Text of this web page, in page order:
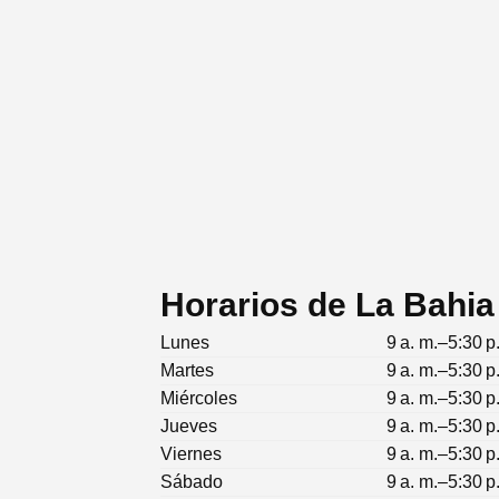
Horarios de La Bahia
Lunes
9 a. m.–5:30
Martes
9 a. m.–5:30
Miércoles
9 a. m.–5:30
Jueves
9 a. m.–5:30
Viernes
9 a. m.–5:30
Sábado
9 a. m.–5:30